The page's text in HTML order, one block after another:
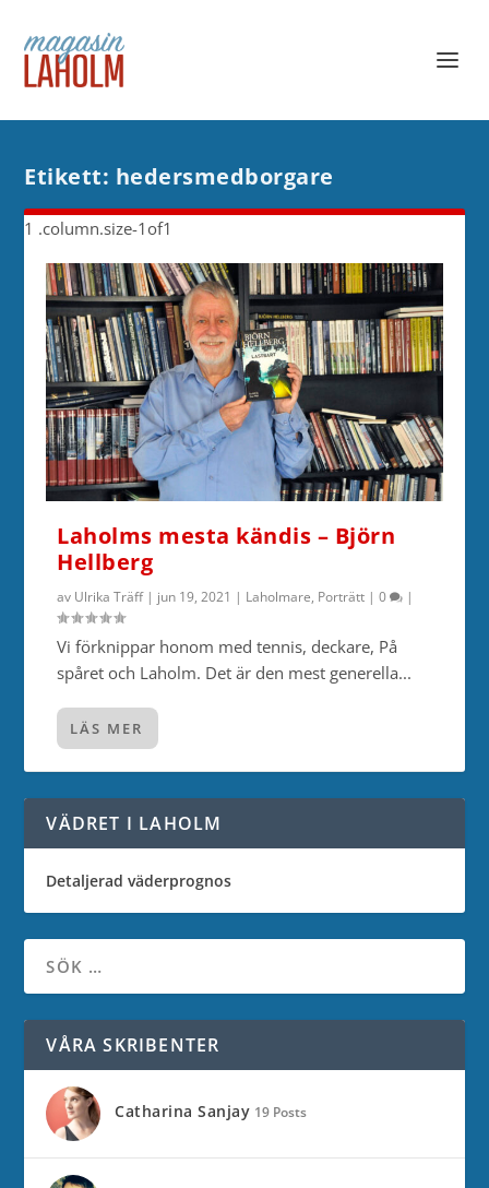
Etikett: hedersmedborgare
Laholms mesta kändis – Björn
Hellberg
av Ulrika Träff| jun 19, 2021 | Laholmare, Porträtt |0 |
Vi förknippar honom med tennis, deckare, På
spåret och Laholm. Det är den mest generella...
LÄS MER
VÄDRET I LAHOLM
Detaljerad väderprognos
VÅRA SKRIBENTER
Catharina Sanjay 19 Posts